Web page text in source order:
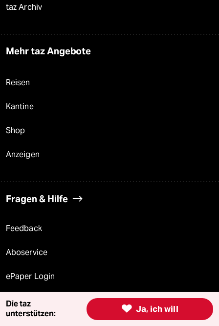
taz Archiv
Mehr taz Angebote
Reisen
Kantine
Shop
Anzeigen
Fragen & Hilfe
Feedback
Aboservice
ePaper Login
Downloads für Abonnierende
 Ja, ich will
Die taz
unterstützen: